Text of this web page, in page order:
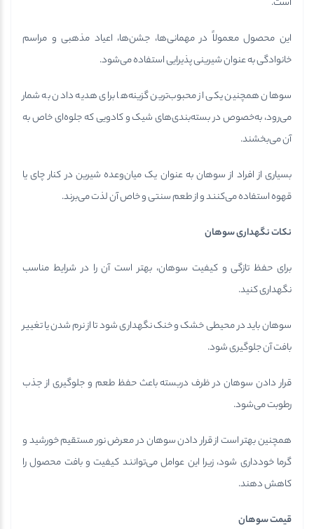
این محصول معمولاً در مهمانی‌ها، جشن‌ها، اعیاد مذهبی و مراسم
خانوادگی به عنوان شیرینی پذیرایی استفاده می‌شود.
سوهان همچنین یکی از محبوب‌ترین گزینه‌ها برای هدیه دادن به شمار
می‌رود، به‌خصوص در بسته‌بندی‌های شیک و کادویی که جلوه‌ای خاص به
آن می‌بخشند.
بسیاری از افراد از سوهان به عنوان یک میان‌وعده شیرین در کنار چای یا
قهوه استفاده می‌کنند و از طعم سنتی و خاص آن لذت می‌برند.
نکات نگهداری سوهان
برای حفظ تازگی و کیفیت سوهان، بهتر است آن را در شرایط مناسب
نگهداری کنید.
سوهان باید در محیطی خشک و خنک نگهداری شود تا از نرم شدن یا تغییر
بافت آن جلوگیری شود.
قرار دادن سوهان در ظرف دربسته باعث حفظ طعم و جلوگیری از جذب
رطوبت می‌شود.
همچنین بهتر است از قرار دادن سوهان در معرض نور مستقیم خورشید و
گرما خودداری شود، زیرا این عوامل می‌توانند کیفیت و بافت محصول را
کاهش دهند.
قیمت سوهان